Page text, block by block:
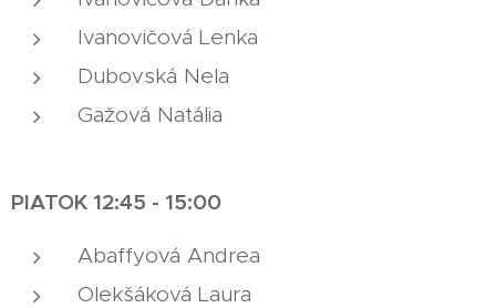
Ivanovičová Lenka
Dubovská Nela
Gažová Natália
PIATOK 12:45 - 15:00
Abaffyová Andrea
Olekšáková Laura